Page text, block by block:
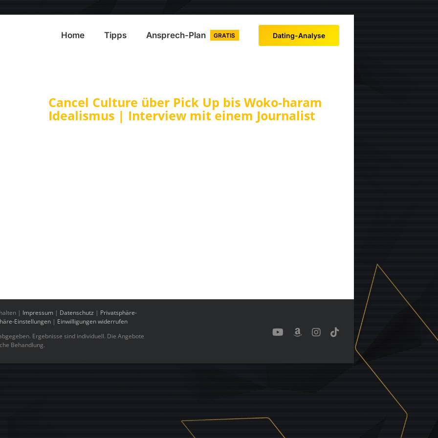
Home Tipps Ansprech-Plan GRATIS Dating-Analyse
Cancel Culture über Pick Up bis Woko-haram
Idealismus | Interview mit einem Journalist
| Impressum | Datenschutz | Privatsphäre-
Einstellungen | Einwilligungen widerrufen
Ergebnisse sind individuell. Die Angebote
Behandlung.
YouTubeBenutzerdefiniert
Instagram
Tiktok